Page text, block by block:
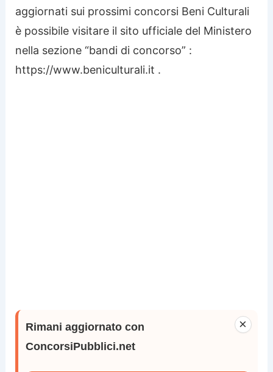
aggiornati sui prossimi concorsi Beni Culturali
è possibile visitare il sito ufficiale del Ministero
nella sezione “bandi di concorso” :
https://www.beniculturali.it .
×
Rimani aggiornato con
ConcorsiPubblici.net